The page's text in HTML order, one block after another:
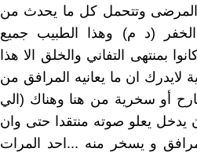
المرضى وتتحمل كل ما يحدث من
(د م) وهذا الطبيب جميع
بمنتهى التفاني والخلق الا هذا
لايدرك ان ما يعانيه المرافق من
أو سخرية من هنا وهناك (الي
يدخل يعلو صوته منتقدا حتى وان
و يسخر منه ...احد المرات